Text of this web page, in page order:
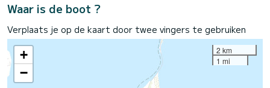
Waar is de boot ?
Verplaats je op de kaart door twee vingers te gebruiken
+
−
2 km
1 mi